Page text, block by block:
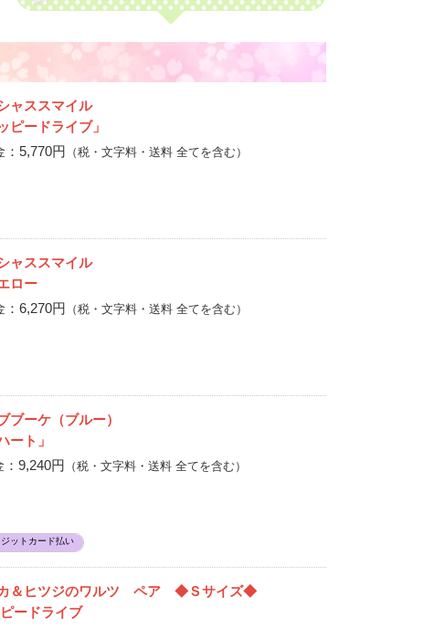
ャススマイル
ピードライブ」
5,770円
（税・文字料・送料 全てを含む）
ャススマイル
ロー
6,270円
（税・文字料・送料 全てを含む）
ブーケ（ブルー）
ート」
9,240円
（税・文字料・送料 全てを含む）
ジットカード払い
カ＆ヒツジのワルツ ペア ◆Ｓサイズ◆
ードライブ